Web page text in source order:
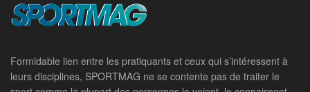
Formidable lien entre les pratiquants et ceux qui s’intéressent à
leurs disciplines, SPORTMAG ne se contente pas de traiter le